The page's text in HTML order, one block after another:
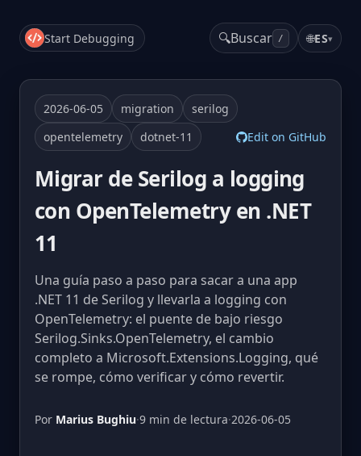
Start Debugging 🔍Buscar / 🌐ES▾
2026-06-05 migration
serilog
opentelemetry
dotnet-11 Edit on GitHub
Migrar de Serilog a logging
con OpenTelemetry en .NET
11
Una guía paso a paso para sacar a una app
.NET 11 de Serilog y llevarla a logging con
OpenTelemetry: el puente de bajo riesgo
Serilog.Sinks.OpenTelemetry, el cambio
completo a Microsoft.Extensions.Logging, qué
se rompe, cómo verificar y cómo revertir.
Por Marius Bughiu·9 min de lectura·2026-06-05